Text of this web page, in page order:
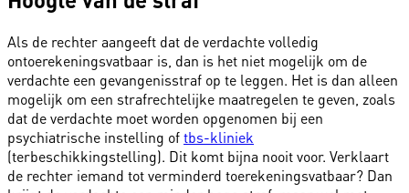
Als de rechter aangeeft dat de verdachte volledig
ontoerekeningsvatbaar is, dan is het niet mogelijk om de
verdachte een gevangenisstraf op te leggen. Het is dan alleen
mogelijk om een strafrechtelijke maatregelen te geven, zoals
dat de verdachte moet worden opgenomen bij een
psychiatrische instelling oftbs-kliniek
(terbeschikkingstelling). Dit komt bijna nooit voor. Verklaart
de rechter iemand tot verminderd toerekeningsvatbaar? Dan